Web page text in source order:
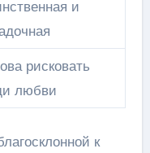
и
рисковать
любви
к